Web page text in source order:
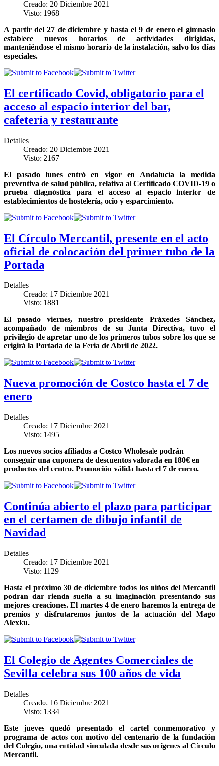
Creado: 20 Diciembre 2021
Visto: 1968
A partir del 27 de diciembre y hasta el 9 de enero el gimnasio
establece nuevos horarios de actividades dirigidas,
manteniéndose el mismo horario de la instalación, salvo los días
especiales.
El certificado Covid, obligatorio para el
acceso al espacio interior del bar,
cafetería y restaurante
Detalles
Creado: 20 Diciembre 2021
Visto: 2167
El pasado lunes entró en vigor en Andalucía la medida
preventiva de salud pública, relativa al Certificado COVID-19 o
prueba diagnóstica para el acceso al espacio interior de
establecimientos de hostelería, ocio y esparcimiento.
El Círculo Mercantil, presente en el acto
oficial de colocación del primer tubo de la
Portada
Detalles
Creado: 17 Diciembre 2021
Visto: 1881
El pasado viernes, nuestro presidente Práxedes Sánchez,
acompañado de miembros de su Junta Directiva, tuvo el
privilegio de apretar uno de los primeros tubos sobre los que se
erigirá la Portada de la Feria de Abril de 2022.
Nueva promoción de Costco hasta el 7 de
enero
Detalles
Creado: 17 Diciembre 2021
Visto: 1495
Los nuevos socios afiliados a Costco Wholesale podrán
conseguir una cuponera de descuentos valorada en 180€ en
productos del centro. Promoción válida hasta el 7 de enero.
Continúa abierto el plazo para participar
en el certamen de dibujo infantil de
Navidad
Detalles
Creado: 17 Diciembre 2021
Visto: 1129
Hasta el próximo 30 de diciembre todos los niños del Mercantil
podrán dar rienda suelta a su imaginación presentando sus
mejores creaciones. El martes 4 de enero haremos la entrega de
premios y disfrutaremos juntos de la actuación del Mago
Alexku.
El Colegio de Agentes Comerciales de
Sevilla celebra sus 100 años de vida
Detalles
Creado: 16 Diciembre 2021
Visto: 1334
Este jueves quedó presentado el cartel conmemorativo y
programa de actos con motivo del centenario de la fundación
del Colegio, una entidad vinculada desde sus orígenes al Círculo
Mercantil.